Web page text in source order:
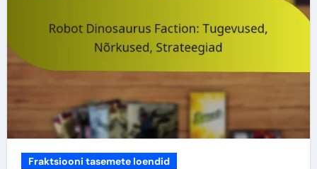
Fraktsiooni tasemete loendid